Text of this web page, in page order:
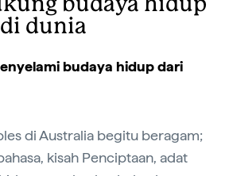
budaya hidup
dunia
budaya hidup dari
di Australia begitu beragam;
kisah Penciptaan, adat